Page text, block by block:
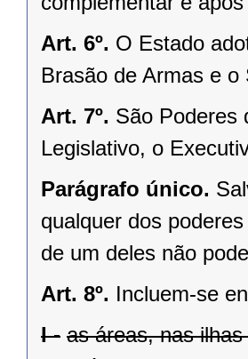
Art. 6º. O Estado
Brasão de Armas e o
Art. 7º. São Poderes
Legislativo, o
Parágrafo único.
qualquer dos
de um deles não
Art. 8º. Incluem-se
I - as áreas, nas